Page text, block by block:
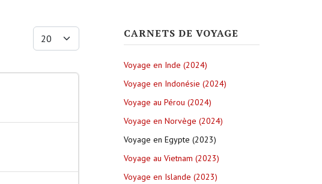
Display # CARNETS DE VOYAGE
Voyage en Inde (2024)
Voyage en Indonésie (2024)
Voyage au Pérou (2024)
Voyage en Norvège (2024)
Voyage en Egypte (2023)
Voyage au Vietnam (2023)
Voyage en Islande (2023)